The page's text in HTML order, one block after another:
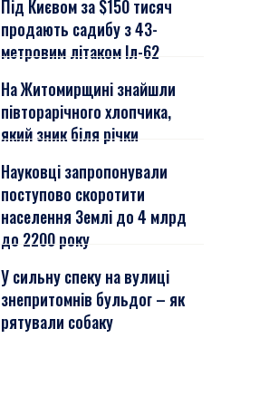
Під Києвом за $150 тисяч
продають садибу з 43-
метровим літаком Іл-62
На Житомирщині знайшли
півторарічного хлопчика,
який зник біля річки
Науковці запропонували
поступово скоротити
населення Землі до 4 млрд
до 2200 року
У сильну спеку на вулиці
знепритомнів бульдог – як
рятували собаку